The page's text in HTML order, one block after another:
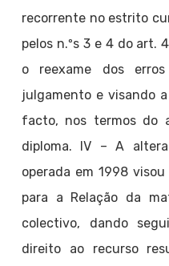
recorrente no estrito
pelos n.ºs 3 e 4 do art.
o reexame dos
julgamento e visando
facto, nos termos do
diploma. IV – A
operada em 1998
para a Relação da
colectivo, dando
direito ao recurso